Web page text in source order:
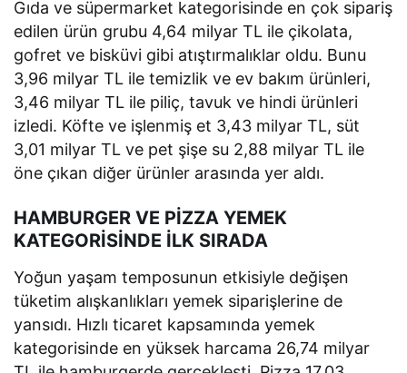
Gıda ve süpermarket kategorisinde en çok sipariş
edilen ürün grubu 4,64 milyar TL ile çikolata,
gofret ve bisküvi gibi atıştırmalıklar oldu. Bunu
3,96 milyar TL ile temizlik ve ev bakım ürünleri,
3,46 milyar TL ile piliç, tavuk ve hindi ürünleri
izledi. Köfte ve işlenmiş et 3,43 milyar TL, süt
3,01 milyar TL ve pet şişe su 2,88 milyar TL ile
öne çıkan diğer ürünler arasında yer aldı.
HAMBURGER VE PİZZA YEMEK
KATEGORİSİNDE İLK SIRADA
Yoğun yaşam temposunun etkisiyle değişen
tüketim alışkanlıkları yemek siparişlerine de
yansıdı. Hızlı ticaret kapsamında yemek
kategorisinde en yüksek harcama 26,74 milyar